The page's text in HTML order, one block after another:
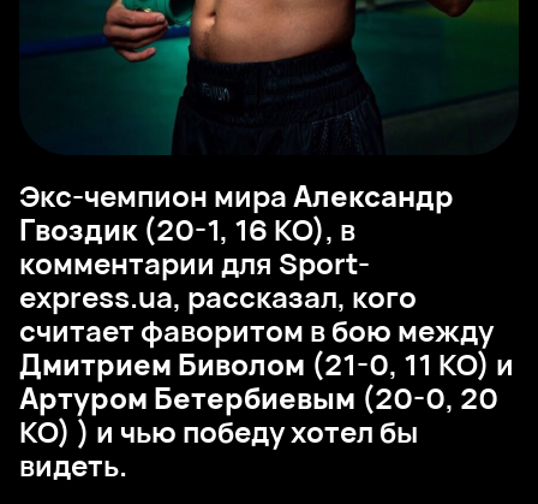
Экс-чемпион мираАлександр
Гвоздик(20-1, 16 КО), в
комментарии для Sport-
express.ua, рассказал, кого
считает фаворитом в бою между
Дмитрием Биволом (21-0, 11 КО) и
Артуром Бетербиевым (20-0, 20
КО) ) и чью победу хотел бы
видеть.